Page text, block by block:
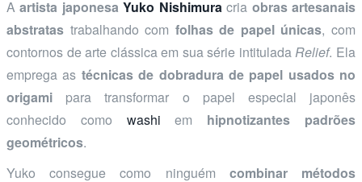
Aartista japonesaYuko Nishimuracria obras artesanais
abstratas trabalhando com folhas de papel únicas, com
contornos de arte clássica em sua série intituladaRelief. Ela
emprega as técnicas de dobradura de papel usados no
origami para transformar o papel especial japonês
conhecido como washi em hipnotizantes padrões
geométricos.
Yuko consegue como ninguém combinar métodos